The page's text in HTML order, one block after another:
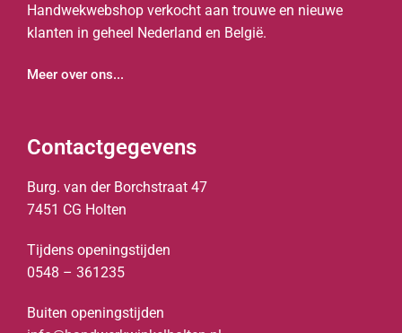
Handwekwebshop verkocht aan trouwe en nieuwe
klanten in geheel Nederland en België.
Meer over ons...
Contactgegevens
Burg. van der Borchstraat 47
7451 CG Holten
Tijdens openingstijden
0548 – 361235
Buiten openingstijden